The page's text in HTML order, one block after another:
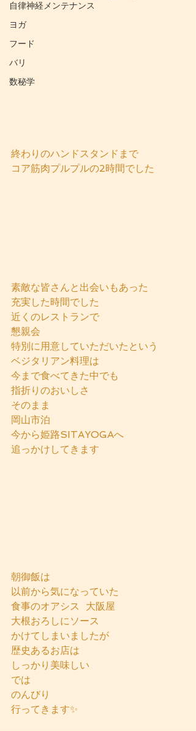
自律神経メンテナンス
ヨガ
フード
バリ
数秘学
終わりのハンドスタンドまで
コア筋肉プルプルの2時間でした
素敵な皆さんと出会いもあった
充実した時間でした
近くのレストランで
懇親会
特別に用意していただいたという
ベジタリアン料理は
今まで食べてきた中でも
指折りのおいしさ
そのまま
岡山市泊
今から姫路SITAYOGAへ
追っかけしてきます
朝御飯は
以前から気になっていた
食事のオアシス  大阪屋
大根おろしにソース
かけてしまいましたが
歴史あるお店は
しっかり美味しい
では
のんびり
行ってきます✨